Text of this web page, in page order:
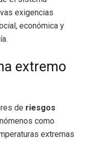
exigencias
económica y
extremo
de riesgos
como
extremas